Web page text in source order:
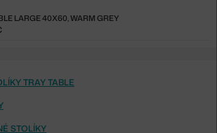
LARGE 40X60, WARM GREY
TRAY TABLE
STOLÍKY